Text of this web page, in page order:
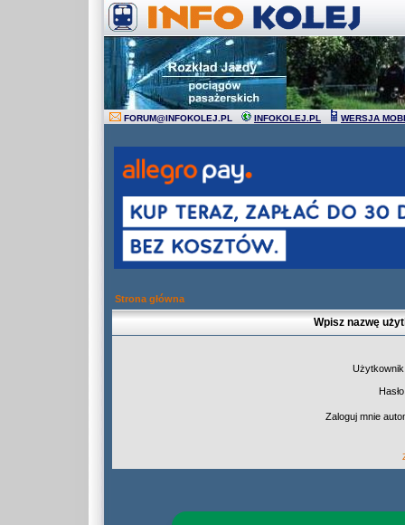
FORUM@INFOKOLEJ.PL INFOKOLEJ.PL WERSJA
Strona główna
Wpisz nazwę
Zaloguj mnie